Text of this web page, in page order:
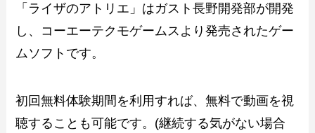
「ライザのアトリエ」はガスト長野開発部が開発
し、コーエーテクモゲームスより発売されたゲー
ムソフトです。
初回無料体験期間を利用すれば、無料で動画を視
聴することも可能です。(継続する気がない場合